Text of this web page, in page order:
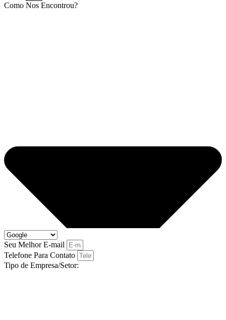
Como Nos Encontrou?
Seu Melhor E-mail
Telefone Para Contato
Tipo de Empresa/Setor: